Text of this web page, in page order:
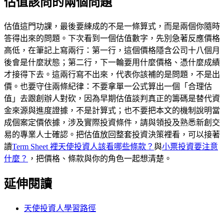
估值這門功課，最後要練成的不是一條算式，而是兩個你隨時
答得出來的問題。下次看到一個估值數字，先別急著反應價格
高低，在筆記上寫兩行：第一行，這個價格隱含公司十八個月
後會是什麼狀態；第二行，下一輪要用什麼價格、憑什麼成績
才接得下去。這兩行寫不出來，代表你該補的是問題，不是出
價。也要守住兩條紀律：不要拿單一公式算出一個「合理估
值」去跟創辦人對砍，因為早期估值談判真正的籌碼是替代資
金來源與進度證據，不是計算式；也不要把本文的機制說明當
成個案定價依據，涉及實際投資條件，請與領投及熟悉新創交
易的專業人士確認。把估值放回整套投資決策裡看，可以接著
讀Term Sheet 裡天使投資人該看哪些條款？ 與小票投資要注意
什麼？ ，把價格、條款與你的角色一起想清楚。
延伸閱讀
天使投資人學習路徑